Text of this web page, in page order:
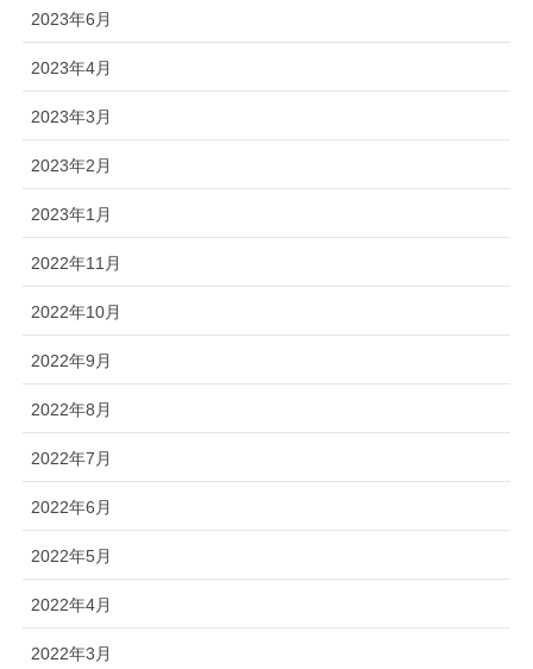
2023年6月
2023年4月
2023年3月
2023年2月
2023年1月
2022年11月
2022年10月
2022年9月
2022年8月
2022年7月
2022年6月
2022年5月
2022年4月
2022年3月